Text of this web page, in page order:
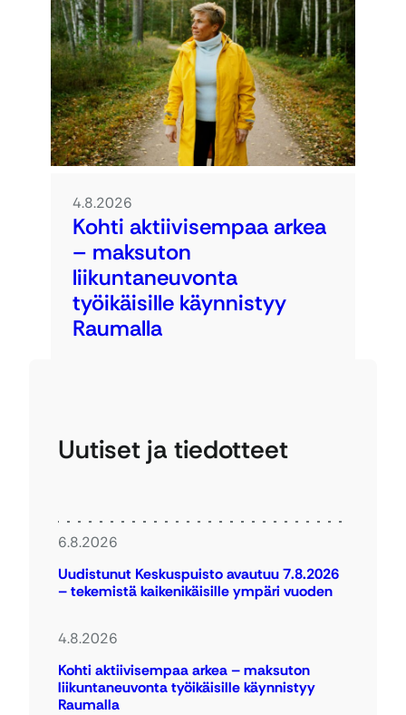
4.8.2026
Kohti aktiivisempaa arkea
– maksuton
liikuntaneuvonta
työikäisille käynnistyy
Raumalla
Uutiset ja tiedotteet
6.8.2026
Uudistunut Keskuspuisto avautuu 7.8.2026
– tekemistä kaikenikäisille ympäri vuoden
4.8.2026
Kohti aktiivisempaa arkea – maksuton
liikuntaneuvonta työikäisille käynnistyy
Raumalla